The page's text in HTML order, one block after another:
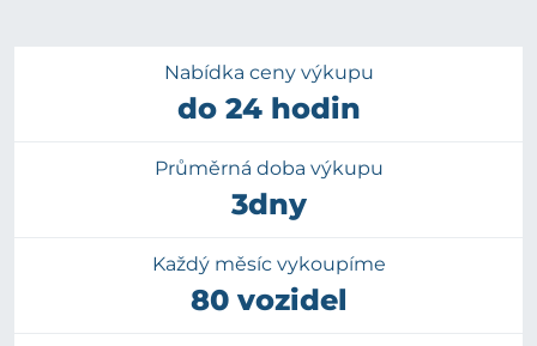
Nabídka ceny výkupu
do 24 hodin
Průměrná doba výkupu
3dny
Každý měsíc vykoupíme
80 vozidel